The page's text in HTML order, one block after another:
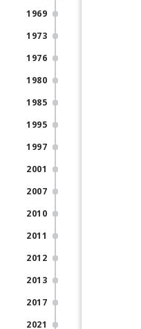
1969
1973
1976
1980
1985
1995
1997
2001
2007
2010
2011
2012
2013
2017
2021